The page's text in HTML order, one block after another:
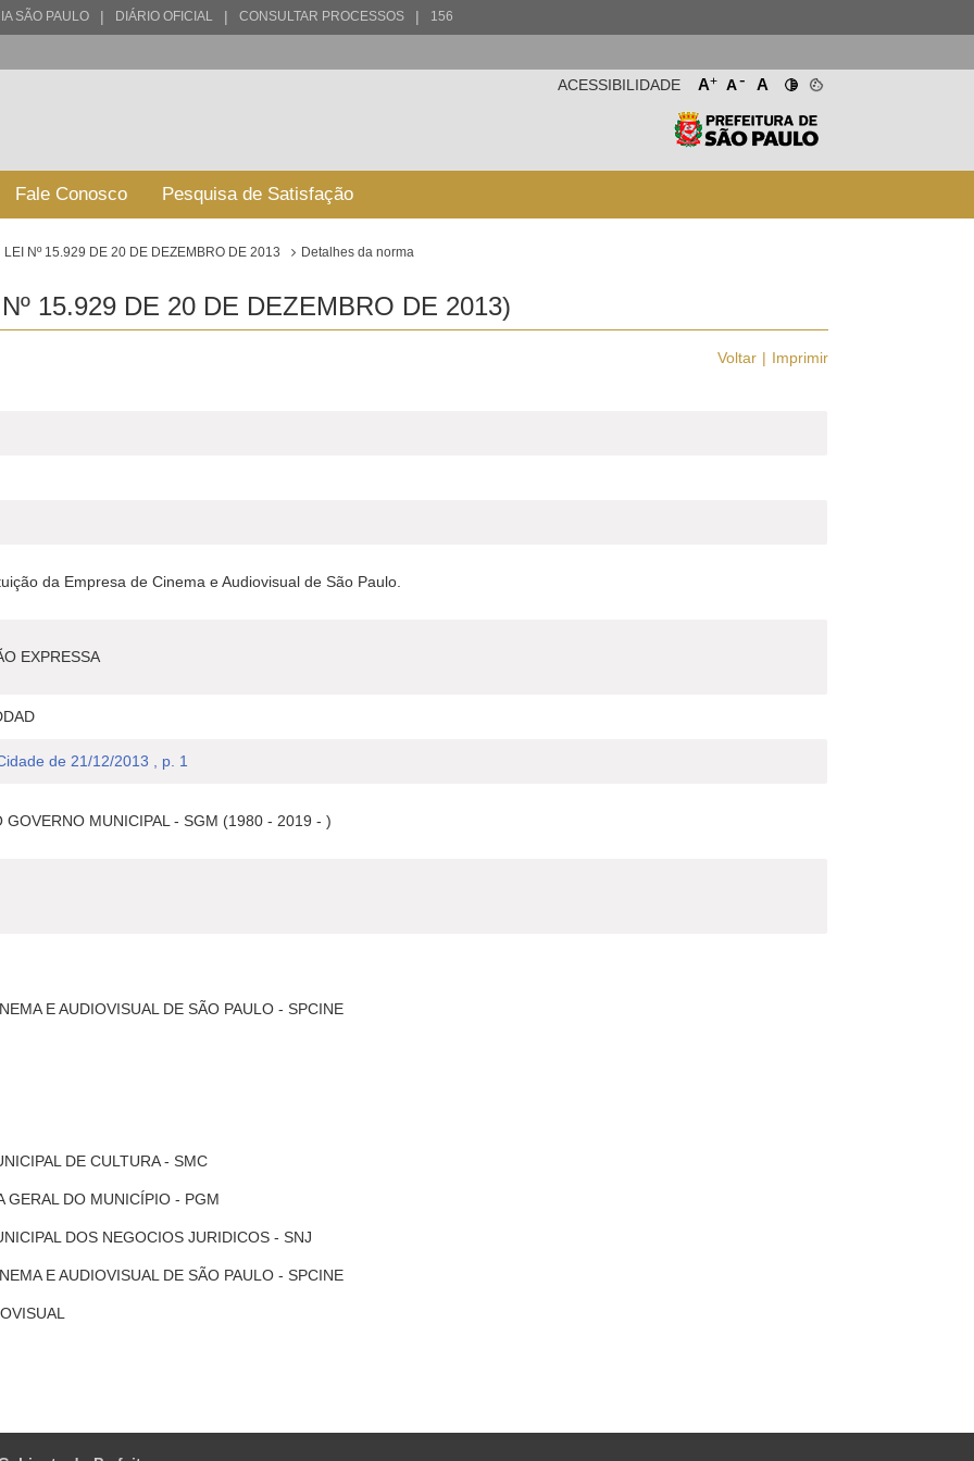
SÃO PAULO | DIÁRIO OFICIAL | CONSULTAR PROCESSOS | 156
A+ A- A
ACESSIBILIDADE
Fale Conosco Pesquisa de Satisfação
LEI Nº 15.929 DE 20 DE DEZEMBRO DE 2013 Detalhes da norma
15.929 DE 20 DE DEZEMBRO DE 2013)
Voltar Imprimir
da Empresa de Cinema e Audiovisual de São Paulo.
EXPRESSA
de 21/12/2013 , p. 1
GOVERNO MUNICIPAL - SGM (1980 - 2019 - )
E AUDIOVISUAL DE SÃO PAULO - SPCINE
DE CULTURA - SMC
GERAL DO MUNICÍPIO - PGM
DOS NEGOCIOS JURIDICOS - SNJ
E AUDIOVISUAL DE SÃO PAULO - SPCINE